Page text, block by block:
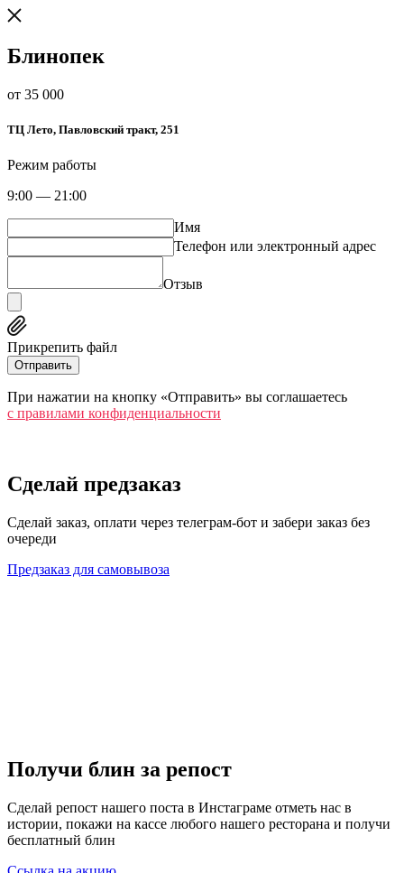
Блинопек
от 35 000
​ТЦ Лето​, Павловский тракт, 251
Режим работы
9:00 — 21:00
Имя
Телефон или электронный адрес
Отзыв
Прикрепить файл
Отправить
При нажатии на кнопку «Отправить» вы соглашаетесь
c правилами конфиденциальности
Сделай предзаказ
Сделай заказ, оплати через телеграм-бот и забери заказ без
очереди
Предзаказ для самовывоза
Получи блин за репост
Сделай репост нашего поста в Инстаграме отметь нас в
истории, покажи на кассе любого нашего ресторана и получи
бесплатный блин